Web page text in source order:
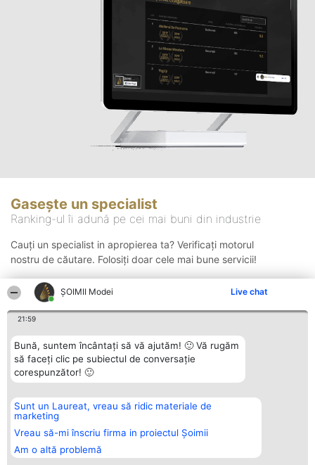
ȘOIMII Modei Live chat
21:59
Bună, suntem încântați să vă ajutăm! 🙂 Vă rugăm
să faceți clic pe subiectul de conversație
corespunzător! 🙂
Sunt un Laureat, vreau să ridic materiale de
marketing
Vreau să-mi înscriu firma in proiectul Șoimii
Am o altă problemă
Gasește un specialist
Ranking-ul îi adună pe cei mai buni din industrie
Cauți un specialist in apropierea ta? Verificați motorul
nostru de căutare. Folosiți doar cele mai bune servicii!
Organizator Ranking
BRIGHT SOLUTIONS BR SRL
Aleea Timisul De Sus 2 Bl. A30
Sc. A Et. 4 Ap. 13 Cod 061952
București
CUI 36737675
Plebiscyt
Lista Tuturor
Laureaților
Statut
Contact